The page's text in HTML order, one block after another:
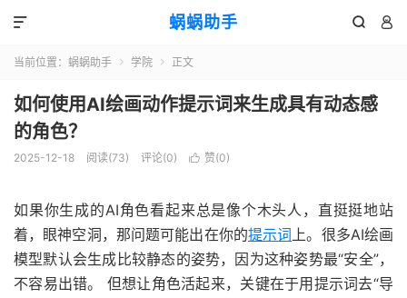
蜗蜗助手  

当前位置： 蜗蜗助手  学院  正文
如何使用AI绘画动作提示词来生成具有动态感
的角色？
2025-12-18 阅读(73) 评论(0)  赞(0)
如果你生成的AI角色看起来总是像个木头人，直挺挺地站
着，眼神空洞，那问题可能出在你的提示词上。很多AI绘画
模型默认会生成比较静态的姿势，因为这种姿势最“安全”，
不容易出错。 但想让角色活起来，关键在于用提示词去“导